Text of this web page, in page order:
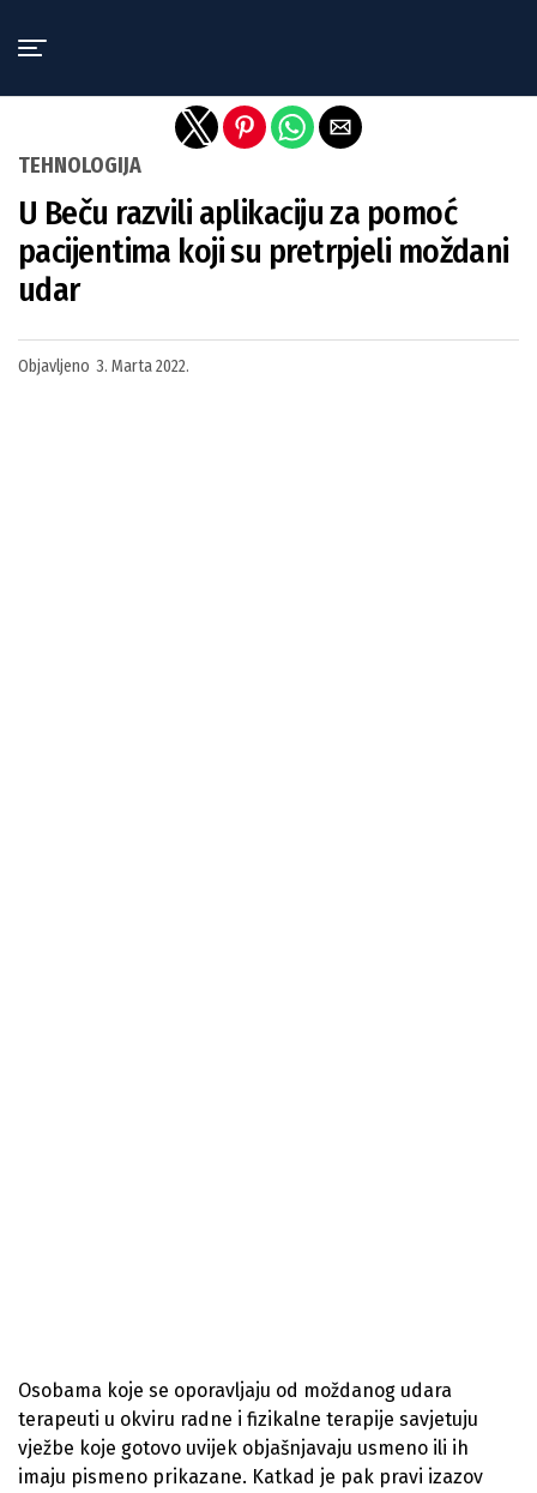
TEHNOLOGIJA
U Beču razvili aplikaciju za pomoć
pacijentima koji su pretrpjeli moždani
udar
Objavljeno 3. Marta 2022.
Osobama koje se oporavljaju od moždanog udara
terapeuti u okviru radne i fizikalne terapije savjetuju
vježbe koje gotovo uvijek objašnjavaju usmeno ili ih
imaju pismeno prikazane. Katkad je pak pravi izazov